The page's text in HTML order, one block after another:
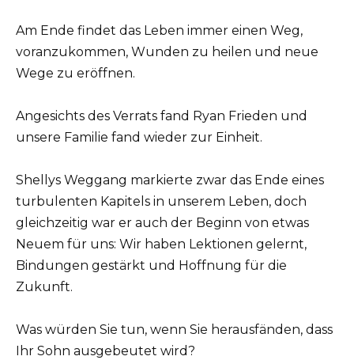
Am Ende findet das Leben immer einen Weg,
voranzukommen, Wunden zu heilen und neue
Wege zu eröffnen.
Angesichts des Verrats fand Ryan Frieden und
unsere Familie fand wieder zur Einheit.
Shellys Weggang markierte zwar das Ende eines
turbulenten Kapitels in unserem Leben, doch
gleichzeitig war er auch der Beginn von etwas
Neuem für uns: Wir haben Lektionen gelernt,
Bindungen gestärkt und Hoffnung für die
Zukunft.
Was würden Sie tun, wenn Sie herausfänden, dass
Ihr Sohn ausgebeutet wird?